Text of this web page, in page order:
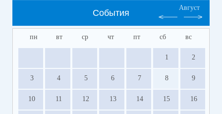
События
Август
пн вт ср чт пт сб вс
1 2
3 4 5 6 7 8 9
10 11 12 13 14 15 16